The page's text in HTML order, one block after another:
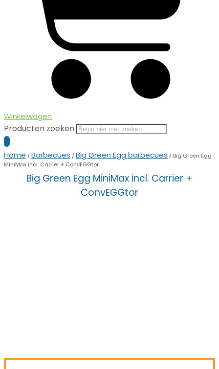
Winkelwagen
Producten zoeken
Home /Barbecues /Big Green Egg barbecues / Big Green Egg
MiniMax incl. Carrier + ConvEGGtor
Big Green Egg MiniMax incl. Carrier +
ConvEGGtor